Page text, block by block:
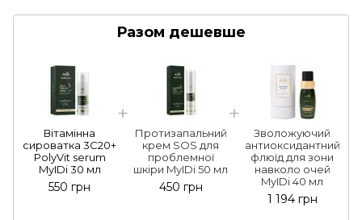
Разом дешевше
Вітамінна
сироватка 3C20+
PolyVit serum
MyIDi 30 мл
550 грн
Протизапальний
крем SOS для
проблемної
шкіри MyIDi 50 мл
450 грн
Зволожуючий
антиоксидантний
флюїд для зони
навколо очей
MyIDi 40 мл
1 194 грн